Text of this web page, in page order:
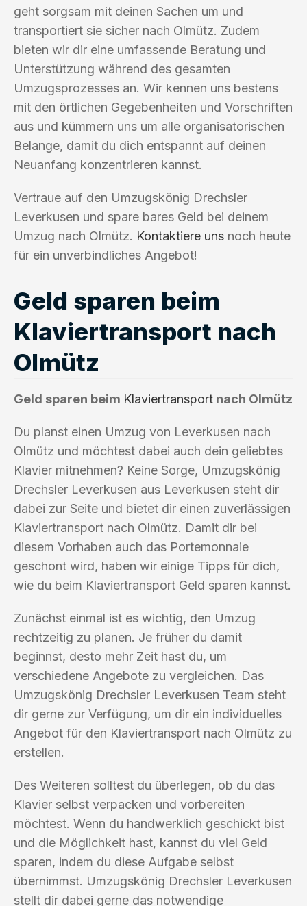
geht sorgsam mit deinen Sachen um und
transportiert sie sicher nach Olmütz. Zudem
bieten wir dir eine umfassende Beratung und
Unterstützung während des gesamten
Umzugsprozesses an. Wir kennen uns bestens
mit den örtlichen Gegebenheiten und Vorschriften
aus und kümmern uns um alle organisatorischen
Belange, damit du dich entspannt auf deinen
Neuanfang konzentrieren kannst.
Vertraue auf den Umzugskönig Drechsler
Leverkusen und spare bares Geld bei deinem
Umzug nach Olmütz. Kontaktiere uns noch heute
für ein unverbindliches Angebot!
Geld sparen beim
Klaviertransport nach
Olmütz
Geld sparen beim Klaviertransport nach Olmütz
Du planst einen Umzug von Leverkusen nach
Olmütz und möchtest dabei auch dein geliebtes
Klavier mitnehmen? Keine Sorge, Umzugskönig
Drechsler Leverkusen aus Leverkusen steht dir
dabei zur Seite und bietet dir einen zuverlässigen
Klaviertransport nach Olmütz. Damit dir bei
diesem Vorhaben auch das Portemonnaie
geschont wird, haben wir einige Tipps für dich,
wie du beim Klaviertransport Geld sparen kannst.
Zunächst einmal ist es wichtig, den Umzug
rechtzeitig zu planen. Je früher du damit
beginnst, desto mehr Zeit hast du, um
verschiedene Angebote zu vergleichen. Das
Umzugskönig Drechsler Leverkusen Team steht
dir gerne zur Verfügung, um dir ein individuelles
Angebot für den Klaviertransport nach Olmütz zu
erstellen.
Des Weiteren solltest du überlegen, ob du das
Klavier selbst verpacken und vorbereiten
möchtest. Wenn du handwerklich geschickt bist
und die Möglichkeit hast, kannst du viel Geld
sparen, indem du diese Aufgabe selbst
übernimmst. Umzugskönig Drechsler Leverkusen
stellt dir dabei gerne das notwendige